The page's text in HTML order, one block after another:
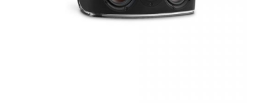
OVER ONS
REFERENTIES